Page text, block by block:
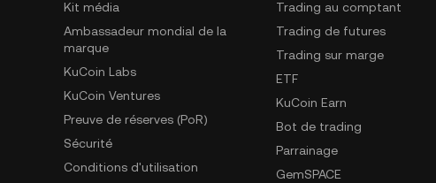
Kit média
Ambassadeur mondial de la
marque
KuCoin Labs
KuCoin Ventures
Preuve de réserves (PoR)
Sécurité
Conditions d'utilisation
Trading au comptant
Trading de futures
Trading sur marge
ETF
KuCoin Earn
Bot de trading
Parrainage
GemSPACE